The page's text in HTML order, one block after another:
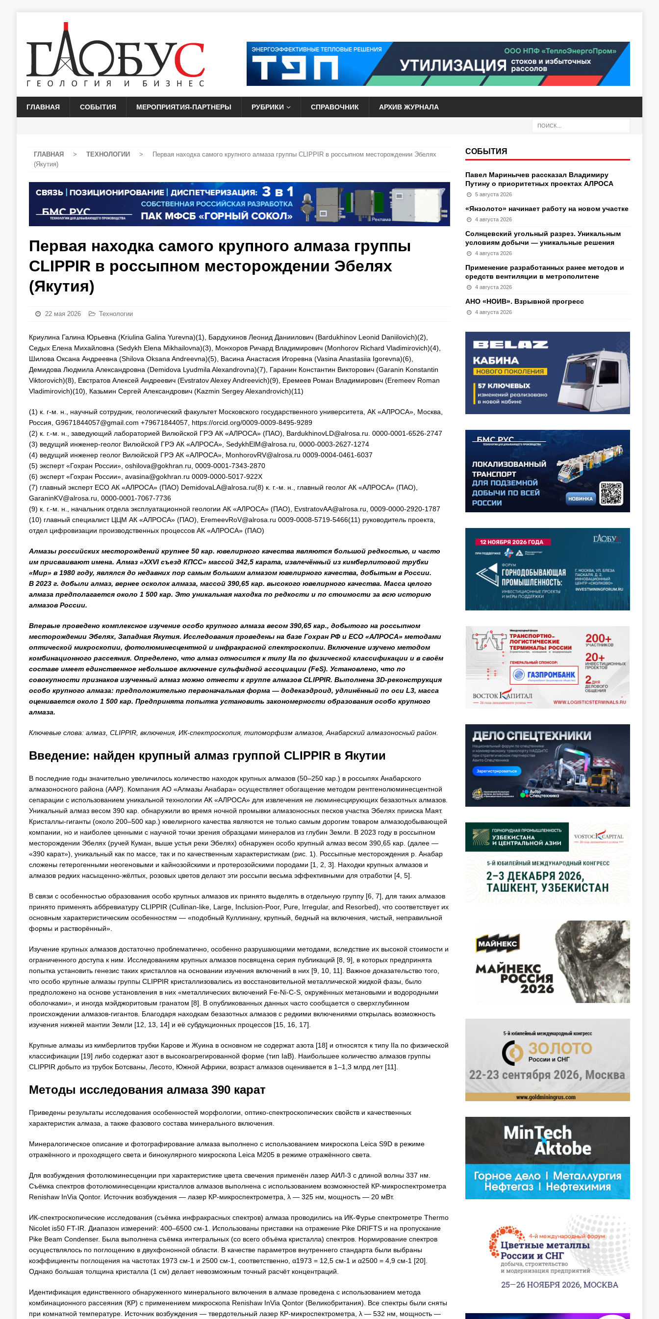
ГЛАВНАЯ СОБЫТИЯ МЕРОПРИЯТИЯ-ПАРТНЕРЫ РУБРИКИ СПРАВОЧНИК АРХИВ ЖУРНАЛА
ГЛАВНАЯ > ТЕХНОЛОГИИ >
Первая находка самого крупного алмаза группы CLIPPIR в россыпном месторождении Эбелях
(Якутия)
Первая находка самого крупного алмаза группы
CLIPPIR в россыпном месторождении Эбелях
(Якутия)
22 мая 2026 Технологии
Криулина Галина Юрьевна (Kriulina Galina Yurevna)(1), Бардухинов Леонид Даниилович (Bardukhinov Leonid Daniilovich)(2),
Седых Елена Михайловна (Sedykh Elena Mikhailovna)(3), Монхоров Ричард Владимирович (Monhorov Richard Vladimirovich)(4),
Шилова Оксана Андреевна (Shilova Oksana Andreevna)(5), Васина Анастасия Игоревна (Vasina Anastasiia Igorevna)(6),
Демидова Людмила Александровна (Demidova Lyudmila Alexandrovnа)(7), Гаранин Константин Викторович (Garanin Konstantin
Viktorovich)(8), Евстратов Алексей Андреевич (Evstratov Alexey Andreevich)(9), Еремеев Роман Владимирович (Eremeev Roman
Vladimirovich)(10), Казьмин Сергей Александрович (Kazmin Sergey Alexandrovich)(11)
(1) к. г-м. н., научный сотрудник, геологический факультет Московского государственного университета, АК «АЛРОСА», Москва,
Россия, G9671844057@gmail.com +79671844057, https://orcid.org/0009-0009-8495-9289
(2) к. г.-м. н., заведующий лабораторией Вилюйской ГРЭ АК «АЛРОСА» (ПАО), BardukhinovLD@alrosa.ru. 0000-0001-6526-2747
(3) ведущий инженер-геолог Вилюйской ГРЭ АК «АЛРОСА», SedykhElM@alrosa.ru, 0000-0003-2627-1274
(4) ведущий инженер геолог Вилюйской ГРЭ АК «АЛРОСА», MonhorovRV@alrosa.ru 0009-0004-0461-6037
(5) эксперт «Гохран России», oshilova@gokhran.ru, 0009-0001-7343-2870
(6) эксперт «Гохран России», avasina@gokhran.ru 0009-0000-5017-922X
(7) главный эксперт ЕСО АК «АЛРОСА» (ПАО) DemidovaLA@alrosa.ru(8) к. г.-м. н., главный геолог АК «АЛРОСА» (ПАО),
GaraninKV@alrosa.ru, 0000-0001-7067-7736
(9) к. г.-м. н., начальник отдела эксплуатационной геологии АК «АЛРОСА» (ПАО), EvstratovAA@alrosa.ru, 0009-0000-2920-1787
(10) главный специалист ЦЦМ АК «АЛРОСА» (ПАО), EremeevRoV@alrosa.ru 0009-0008-5719-5466(11) руководитель проекта,
отдел цифровизации производственных процессов АК «АЛРОСА» (ПАО)
Алмазы российских месторождений крупнее 50 кар. ювелирного качества являются большой редкостью, и часто
им присваивают имена. Алмаз «XXVI съезд КПСС» массой 342,5 карата, извлечённый из кимберлитовой трубки
«Мир» в 1980 году, являлся до недавних пор самым большим алмазом ювелирного качества, добытым в России.
В 2023 г. добыли алмаз, вернее осколок алмаза, массой 390,65 кар. высокого ювелирного качества. Масса целого
алмаза предполагается около 1 500 кар. Это уникальная находка по редкости и по стоимости за всю историю
алмазов России.
Впервые проведено комплексное изучение особо крупного алмаза весом 390,65 кар., добытого на россыпном
месторождении Эбелях, Западная Якутия. Исследования проведены на базе Гохран РФ и ЕСО «АЛРОСА» методами
оптической микроскопии, фотолюминесцентной и инфракрасной спектроскопии. Включение изучено методом
комбинационного рассеяния. Определено, что алмаз относится к типу IIа по физической классификации и в своём
составе имеет единственное небольшое включение сульфидной ассоциации (FeS). Установлено, что по
совокупности признаков изученный алмаз можно отнести к группе алмазов CLIPPIR. Выполнена 3D-реконструкция
особо крупного алмаза: предположительно первоначальная форма — додекаэдроид, удлинённый по оси L3, масса
оценивается около 1 500 кар. Предпринята попытка установить закономерности образования особо крупного
алмаза.
Ключевые слова: алмаз, CLIPPIR, включения, ИК-спектроскопия, типоморфизм алмазов, Анабарский алмазоносный район.
Введение: найден крупный алмаз группой CLIPPIR в Якутии
В последние годы значительно увеличилось количество находок крупных алмазов (50–250 кар.) в россыпях Анабарского
алмазоносного района (ААР). Компания АО «Алмазы Анабара» осуществляет обогащение методом рентгенолюминесцентной
сепарации с использованием уникальной технологии АК «АЛРОСА» для извлечения не люминесцирующих безазотных алмазов.
Уникальный алмаз весом 390 кар. обнаружили во время ночной промывки алмазоносных песков участка Эбелях прииска Маят.
Кристаллы-гиганты (около 200–500 кар.) ювелирного качества являются не только самым дорогим товаром алмазодобывающей
компании, но и наиболее ценными с научной точки зрения образцами минералов из глубин Земли. В 2023 году в россыпном
месторождении Эбелях (ручей Куман, выше устья реки Эбелях) обнаружен особо крупный алмаз весом 390,65 кар. (далее —
«390 карат»), уникальный как по массе, так и по качественным характеристикам (рис. 1). Россыпные месторождения р. Анабар
сложены гетерогенными неогеновыми и кайнозойскими и протерозойскими породами [1, 2, 3]. Находки крупных алмазов и
алмазов редких насыщенно-жёлтых, розовых цветов делают эти россыпи весьма эффективными для отработки [4, 5].
В связи с особенностью образования особо крупных алмазов их принято выделять в отдельную группу [6, 7], для таких алмазов
принято применять аббревиатуру CLIPPIR (Cullinan-like, Large, Inclusion-Poor, Pure, Irregular, and Resorbed), что соответствует их
основным характеристическим особенностям — «подобный Куллинану, крупный, бедный на включения, чистый, неправильной
формы и растворённый».
Изучение крупных алмазов достаточно проблематично, особенно разрушающими методами, вследствие их высокой стоимости и
ограниченного доступа к ним. Исследованиям крупных алмазов посвящена серия публикаций [8, 9], в которых предпринята
попытка установить генезис таких кристаллов на основании изучения включений в них [9, 10, 11]. Важное доказательство того,
что особо крупные алмазы группы CLIPPIR кристаллизовались из восстановительной металлической жидкой фазы, было
предположено на основе установления в них «металлических включений Fe-Ni-C-S, окружённых метановыми и водородными
оболочками», и иногда мэйджоритовым гранатом [8]. В опубликованных данных часто сообщается о сверхглубинном
происхождении алмазов-гигантов. Благодаря находкам безазотных алмазов с редкими включениями открылась возможность
изучения нижней мантии Земли [12, 13, 14] и её субдукционных процессов [15, 16, 17].
Крупные алмазы из кимберлитов трубки Карове и Жуина в основном не содержат азота [18] и относятся к типу IIa по физической
классификации [19] либо содержат азот в высокоагрегированной форме (тип IaB). Наибольшее количество алмазов группы
CLIPPIR добыто из трубок Ботсваны, Лесото, Южной Африки, возраст алмазов оценивается в 1–1,3 млрд лет [11].
Методы исследования алмаза 390 карат
Приведены результаты исследования особенностей морфологии, оптико-спектроскопических свойств и качественных
характеристик алмаза, а также фазового состава минерального включения.
Минералогическое описание и фотографирование алмаза выполнено с использованием микроскопа Leica S9D в режиме
отражённого и проходящего света и бинокулярного микроскопа Leica M205 в режиме отражённого света.
Для возбуждения фотолюминесценции при характеристике цвета свечения применён лазер АИЛ-3 с длиной волны 337 нм.
Съёмка спектров фотолюминесценции кристаллов алмазов выполнена с использованием возможностей КР-микроспектрометра
Renishaw InVia Qontor. Источник возбуждения — лазер КР-микроспектрометра, λ — 325 нм, мощность — 20 мВт.
ИК-спектроскопические исследования (съёмка инфракрасных спектров) алмаза проводились на ИК-Фурье спектрометре Thermo
Nicolet is50 FT-IR. Диапазон измерений: 400–6500 см-1. Использованы приставки на отражение Pike DRIFTS и на пропускание
Pike Beam Condenser. Была выполнена съёмка интегральных (со всего объёма кристалла) спектров. Нормирование спектров
осуществлялось по поглощению в двухфононной области. В качестве параметров внутреннего стандарта были выбраны
коэффициенты поглощения на частотах 1973 см-1 и 2500 см-1, соответственно, α1973 = 12,5 см-1 и α2500 = 4,9 см-1 [20].
Однако большая толщина кристалла (1 см) делает невозможным точный расчёт концентраций.
Идентификация единственного обнаруженного минерального включения в алмазе проведена с использованием метода
комбинационного рассеяния (КР) с применением микроскопа Renishaw InVia Qontor (Великобритания). Все спектры были сняты
при комнатной температуре. Источник возбуждения — твердотельный лазер КР-микроспектрометра, λ — 532 нм, мощность —
СОБЫТИЯ
Павел Маринычев рассказал Владимиру
Путину о приоритетных проектах АЛРОСА
5 августа 2026
«Янзолото» начинает работу на новом участке
4 августа 2026
Солнцевский угольный разрез. Уникальным
условиям добычи — уникальные решения
4 августа 2026
Применение разработанных ранее методов и
средств вентиляции в метрополитене
4 августа 2026
АНО «НОИВ». Взрывной прогресс
4 августа 2026